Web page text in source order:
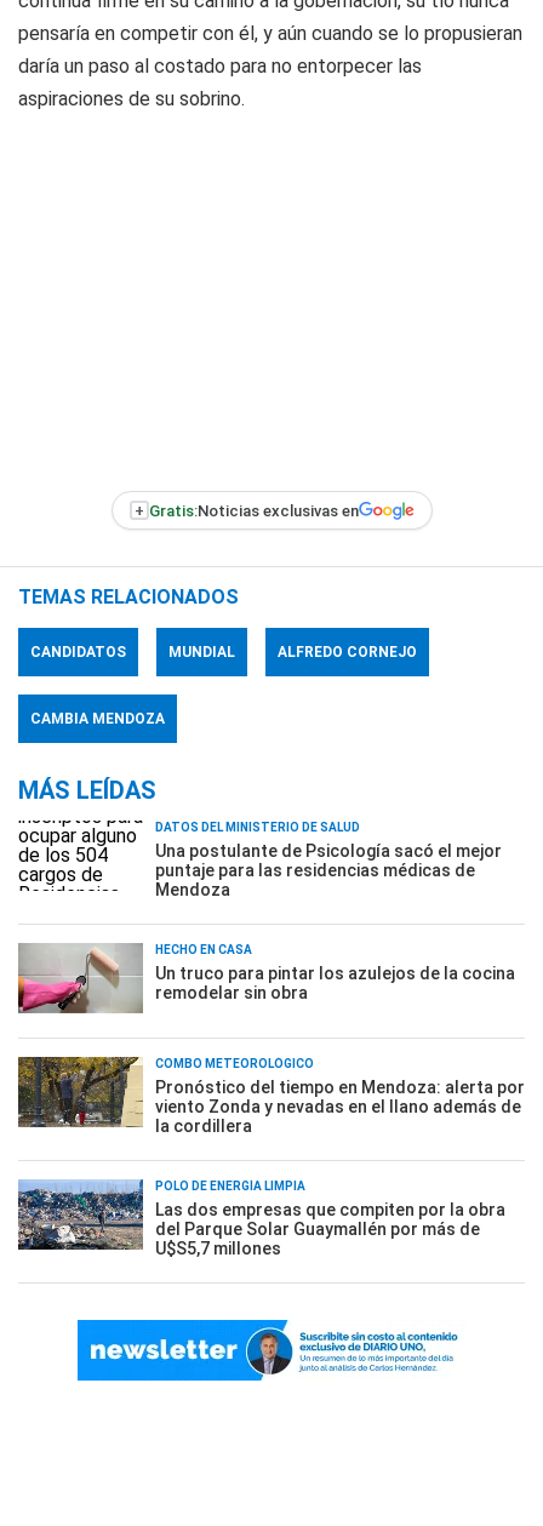
pensaría en competir con él, y aún cuando se lo propusieran
daría un paso al costado para no entorpecer las
aspiraciones de su sobrino.
+ Gratis:Noticias exclusivas en
TEMAS RELACIONADOS
CANDIDATOS MUNDIAL ALFREDO CORNEJO
CAMBIA MENDOZA
MÁS LEÍDAS
DATOS DEL MINISTERIO DE SALUD
Una postulante de Psicología sacó el mejor
puntaje para las residencias médicas de
Mendoza
HECHO EN CASA
Un truco para pintar los azulejos de la cocina
remodelar sin obra
COMBO METEOROLÓGICO
Pronóstico del tiempo en Mendoza: alerta por
viento Zonda y nevadas en el llano además de
la cordillera
POLO DE ENERGÍA LIMPIA
Las dos empresas que compiten por la obra
del Parque Solar Guaymallén por más de
U$S5,7 millones